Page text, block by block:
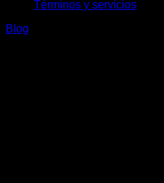
Términos y servicios
Blog